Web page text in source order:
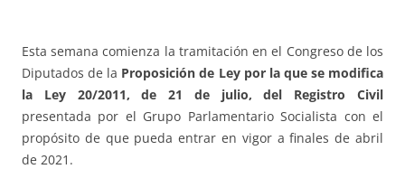
Esta semana comienza la tramitación en el Congreso de los
Diputados de la Proposición de Ley por la que se modifica
la Ley 20/2011, de 21 de julio, del Registro Civil
presentada por el Grupo Parlamentario Socialista con el
propósito de que pueda entrar en vigor a finales de abril
de 2021.